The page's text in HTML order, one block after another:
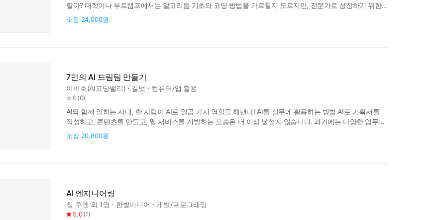
할까? 대학이나 부트캠프에서는 알고리듬 기초와 코딩 방법을 가르칠지 모르지만, 전문가로 성장하기 위한
필수 주제를 다루는 경우는 거의 없다. 이 책은 소프트웨어 엔지니어로서 성공과 성장에 필요한 실용적인
지식과 기술을 알려준다. 저자인 네서니얼 슈타와 댄 베가는 소프트웨어 엔지니어에게 정말 중요한 역량을
소장 24,000원
7인의 AI 드림팀 만들기
이비호(AI코딩밸리) 길벗 컴퓨터/앱 활용
0(0)
AI와 함께 일하는 시대, 한 사람이 AI로 일곱 가지 역할을 해낸다! AI를 실무에 활용하는 방법 AI로 기획서를
작성하고, 콘텐츠를 만들고, 웹 서비스를 개발하는 모습은 더 이상 낯설지 않습니다. 과거에는 다양한 업무를
처리하기 위해 여러 전문가를 채용하거나 외부 업체의 도움을 받아야 했지만 이제는 AI를 활용해 전문
역량을 갖춘 가상의 팀을 구성하고 함께 일할 수 있게 됐습니다. 개인은 물론 소규모 조직도 적은 비용으로 더
소장 20,800원
AI 엔지니어링
칩 후옌 외 1명 한빛미디어 개발/프로그래밍
5.0(1)